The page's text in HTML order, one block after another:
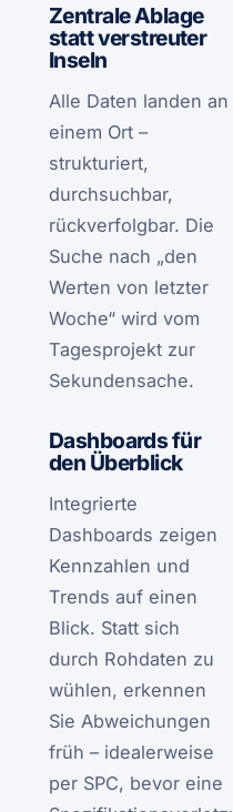
Zentrale Ablage
statt verstreuter
Inseln
Alle Daten landen an
einem Ort –
strukturiert,
durchsuchbar,
rückverfolgbar. Die
Suche nach „den
Werten von letzter
Woche“ wird vom
Tagesprojekt zur
Sekundensache.
Dashboards für
den Überblick
Integrierte
Dashboards zeigen
Kennzahlen und
Trends auf einen
Blick. Statt sich
durch Rohdaten zu
wühlen, erkennen
Sie Abweichungen
früh – idealerweise
per SPC, bevor eine